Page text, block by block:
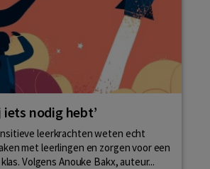
iets nodig hebt’
leerkrachten weten echt
met leerlingen en zorgen voor een
Volgens Anouke Bakx, auteur...